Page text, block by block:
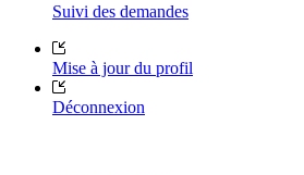
Suivi des demandes
Mise à jour du profil
Déconnexion